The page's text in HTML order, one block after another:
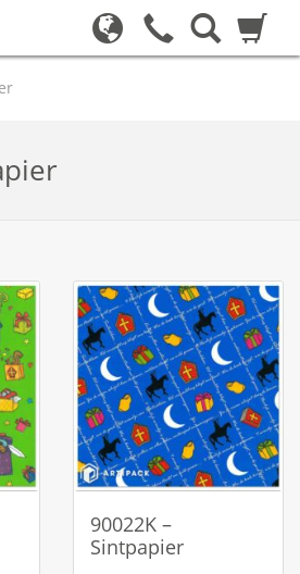
90022K –
Sintpapier